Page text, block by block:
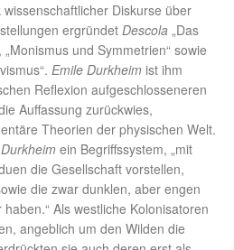
Diskurse über
ergründet Descola „Das
und Symmetrien“ sowie
Emile Durkheim ist ihm
Reflexion aufgeschlosseneren
Auffassung zurückwies,
Theorien der physischen Welt.
Durkheim ein Begriffssystem, „mit
die Gesellschaft vorstellen,
die zwar dunklen, aber engen
Als westliche Kolonisatoren
angeblich um den Wilden die